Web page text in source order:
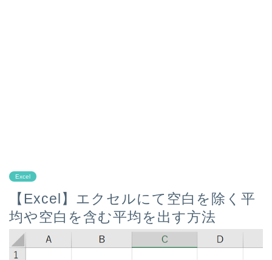
Excel
【Excel】エクセルにて空白を除く平
均や空白を含む平均を出す方法